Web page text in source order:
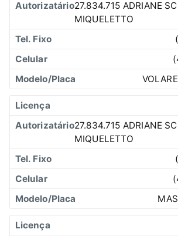
27.834.715 ADRIANE
MIQUELETTO
27.834.715 ADRIANE
MIQUELETTO